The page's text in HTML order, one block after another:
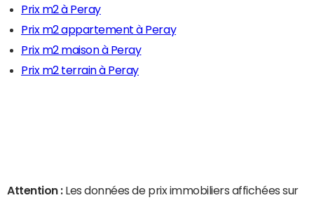
Prix m2 à Peray
Prix m2 appartement à Peray
Prix m2 maison à Peray
Prix m2 terrain à Peray
Attention : Les données de prix immobiliers affichées sur